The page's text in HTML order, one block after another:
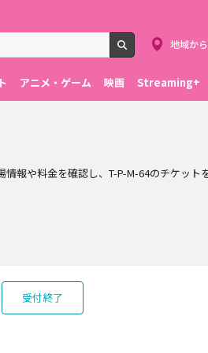
検索
地域か
アニメ・ゲーム 映画 Streaming+
報や料金を確認し、T-P-M-64のチケット
受付終了